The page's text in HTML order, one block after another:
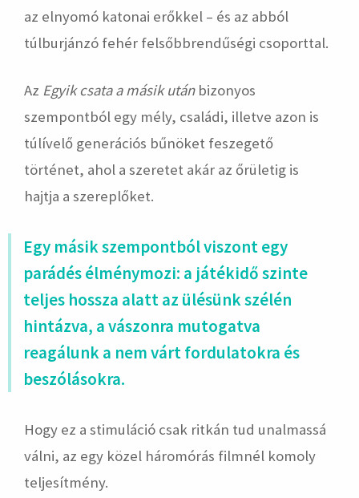
az elnyomó katonai erőkkel – és az abból
túlburjánzó fehér felsőbbrendűségi csoporttal.
Az Egyik csata a másik utánbizonyos
szempontból egy mély, családi, illetve azon is
túlívelő generációs bűnöket feszegető
történet, ahol a szeretet akár az őrületig is
hajtja a szereplőket.
Egy másik szempontból viszont egy
parádés élménymozi: a játékidő szinte
teljes hossza alatt az ülésünk szélén
hintázva, a vászonra mutogatva
reagálunk a nem várt fordulatokra és
beszólásokra.
Hogy ez a stimuláció csak ritkán tud unalmassá
válni, az egy közel háromórás filmnél komoly
teljesítmény.